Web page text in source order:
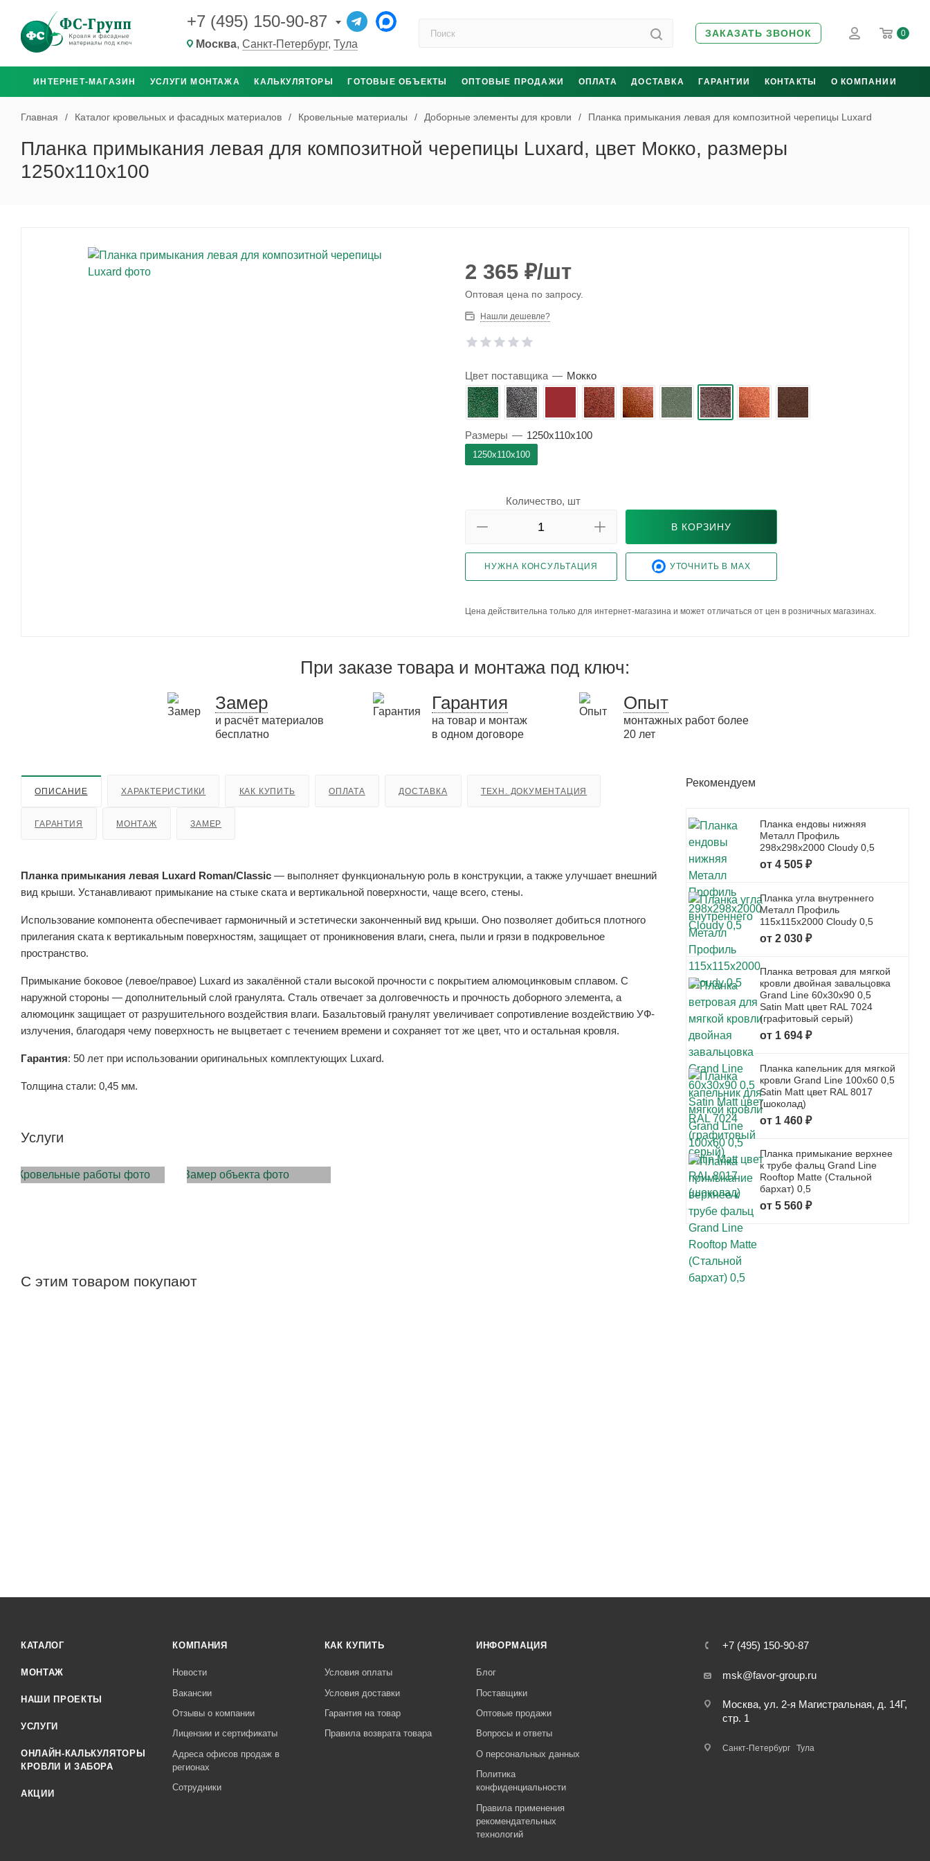
+7 (495) 150-90-87
Москва, Санкт-Петербург, Тула
ЗАКАЗАТЬ ЗВОНОК 0
ИНТЕРНЕТ-МАГАЗИН УСЛУГИ МОНТАЖА КАЛЬКУЛЯТОРЫ ГОТОВЫЕ ОБЪЕКТЫ ОПТОВЫЕ ПРОДАЖИ ОПЛАТА ДОСТАВКА ГАРАНТИИ КОНТАКТЫ О КОМПАНИИ
Главная / Каталог кровельных и фасадных материалов / Кровельные материалы / Доборные элементы для кровли / Планка примыкания левая для композитной черепицы Luxard
Планка примыкания левая для композитной черепицы Luxard, цвет Мокко, размеры
1250x110x100
2 365 ₽/шт
Оптовая цена по запросу.
Нашли дешевле?
Цвет поставщика — Мокко
Размеры — 1250x110x100
1250x110x100
Количество, шт
В КОРЗИНУ
НУЖНА КОНСУЛЬТАЦИЯ УТОЧНИТЬ В MAX
Цена действительна только для интернет-магазина и может отличаться от цен в розничных магазинах.
При заказе товара и монтажа под ключ:
Замер
и расчёт материалов
бесплатно
Гарантия
на товар и монтаж
в одном договоре
Опыт
монтажных работ более
20 лет
ОПИСАНИЕ ХАРАКТЕРИСТИКИ КАК КУПИТЬ ОПЛАТА ДОСТАВКА ТЕХН. ДОКУМЕНТАЦИЯ
ГАРАНТИЯ МОНТАЖ ЗАМЕР
Планка примыкания левая Luxard Roman/Classic — выполняет функциональную роль в конструкции, а также улучшает внешний
вид крыши. Устанавливают примыкание на стыке ската и вертикальной поверхности, чаще всего, стены.
Использование компонента обеспечивает гармоничный и эстетически законченный вид крыши. Оно позволяет добиться плотного
прилегания ската к вертикальным поверхностям, защищает от проникновения влаги, снега, пыли и грязи в подкровельное
пространство.
Примыкание боковое (левое/правое) Luxard из закалённой стали высокой прочности с покрытием алюмоцинковым сплавом. С
наружной стороны — дополнительный слой гранулята. Сталь отвечает за долговечность и прочность доборного элемента, а
алюмоцинк защищает от разрушительного воздействия влаги. Базальтовый гранулят увеличивает сопротивление воздействию УФ-
излучения, благодаря чему поверхность не выцветает с течением времени и сохраняет тот же цвет, что и остальная кровля.
Гарантия: 50 лет при использовании оригинальных комплектующих Luxard.
Толщина стали: 0,45 мм.
Услуги
МОНТАЖ КРОВЛИ
Рекомендуем
Планка ендовы нижняя
Металл Профиль
298x298x2000 Cloudy 0,5
от 4 505 ₽
Планка угла внутреннего
Металл Профиль
115x115x2000 Cloudy 0,5
от 2 030 ₽
Планка ветровая для мягкой
кровли двойная завальцовка
Grand Line 60x30x90 0,5
Satin Matt цвет RAL 7024
(графитовый серый)
от 1 694 ₽
Планка капельник для мягкой
кровли Grand Line 100x60 0,5
Satin Matt цвет RAL 8017
(шоколад)
от 1 460 ₽
Планка примыкание верхнее
к трубе фальц Grand Line
Rooftop Matte (Стальной
бархат) 0,5
от 5 560 ₽
С этим товаром покупают
КАТАЛОГ
МОНТАЖ
НАШИ ПРОЕКТЫ
УСЛУГИ
ОНЛАЙН-КАЛЬКУЛЯТОРЫ
КРОВЛИ И ЗАБОРА
АКЦИИ
КОМПАНИЯ
Новости
Вакансии
Отзывы о компании
Лицензии и сертификаты
Адреса офисов продаж в
регионах
Сотрудники
КАК КУПИТЬ
Условия оплаты
Условия доставки
Гарантия на товар
Правила возврата товара
ИНФОРМАЦИЯ
Блог
Поставщики
Оптовые продажи
Вопросы и ответы
О персональных данных
Политика
конфиденциальности
Правила применения
рекомендательных
технологий
+7 (495) 150-90-87
msk@favor-group.ru
Москва, ул. 2-я Магистральная, д. 14Г,
стр. 1
Санкт-Петербург Тула